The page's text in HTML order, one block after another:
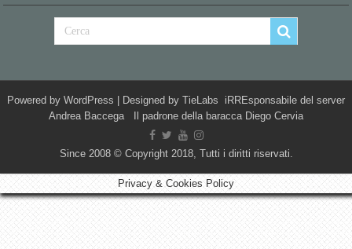
Powered by WordPress | Designed by TieLabs iRREsponsabile del server
Andrea Baccega Il padrone della baracca Diego Cervia
Since 2008 © Copyright 2018, Tutti i diritti riservati.
Privacy & Cookies Policy